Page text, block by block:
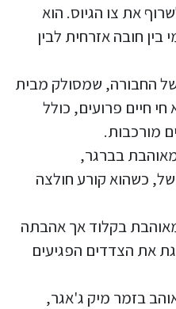
את צו הגיוס. הוא
חובה אזרחית לבין
של החבורה, שמסולק מבית
חיים פרועים, כולל
מורכבות.
בברגר,
כשהוא קורע חולצה
בקלוד אך אהבתה
את הצדדים הפגיעים
בזמר מיק ג'אגר,